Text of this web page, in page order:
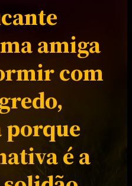
amiga
com
porque
é a